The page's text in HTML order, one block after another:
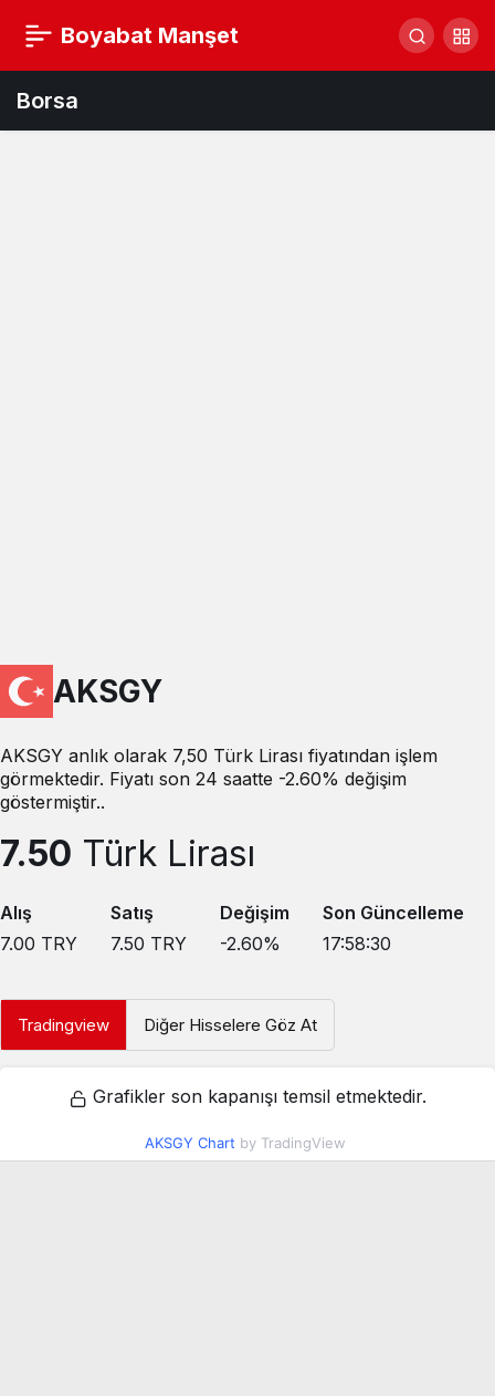
Boyabat Manşet
Borsa
AKSGY
AKSGY anlık olarak 7,50 Türk Lirası fiyatından işlem
görmektedir. Fiyatı son 24 saatte -2.60% değişim
göstermiştir..
7.50 Türk Lirası
Alış
7.00 TRY
Satış
7.50 TRY
Değişim
-2.60%
Son Güncelleme
17:58:30
Tradingview Diğer Hisselere Göz At
Grafikler son kapanışı temsil etmektedir.
AKSGY Chart by TradingView